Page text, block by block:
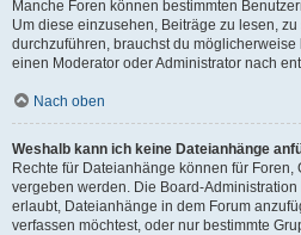
Manche Foren können bestimmten
Um diese einzusehen, Beiträge zu lesen,
durchzuführen, brauchst du
einen Moderator oder Administrator nach
Nach oben
Weshalb kann ich keine Dateianhänge
Rechte für Dateianhänge können für
vergeben werden. Die Board-
erlaubt, Dateianhänge in dem Forum
verfassen möchtest, oder nur bestimmte